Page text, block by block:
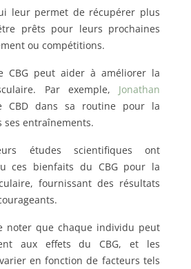
leur permet de récupérer plus
prêts pour leurs prochaines
ou compétitions.
CBG peut aider à améliorer la
Par exemple, Jonathan
CBD dans sa routine pour la
ses entraînements.
études scientifiques ont
ces bienfaits du CBG pour la
fournissant des résultats
noter que chaque individu peut
aux effets du CBG, et les
en fonction de facteurs tels